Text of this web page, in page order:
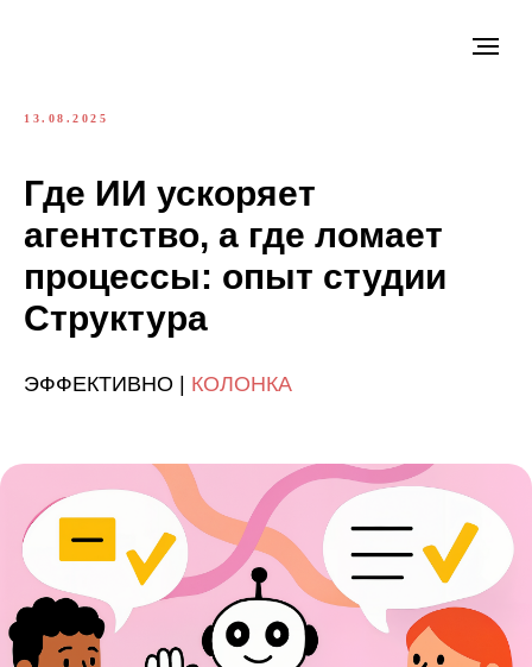
13.08.2025
Где ИИ ускоряет
агентство, а где ломает
процессы: опыт студии
Структура
ЭФФЕКТИВНО | КОЛОНКА